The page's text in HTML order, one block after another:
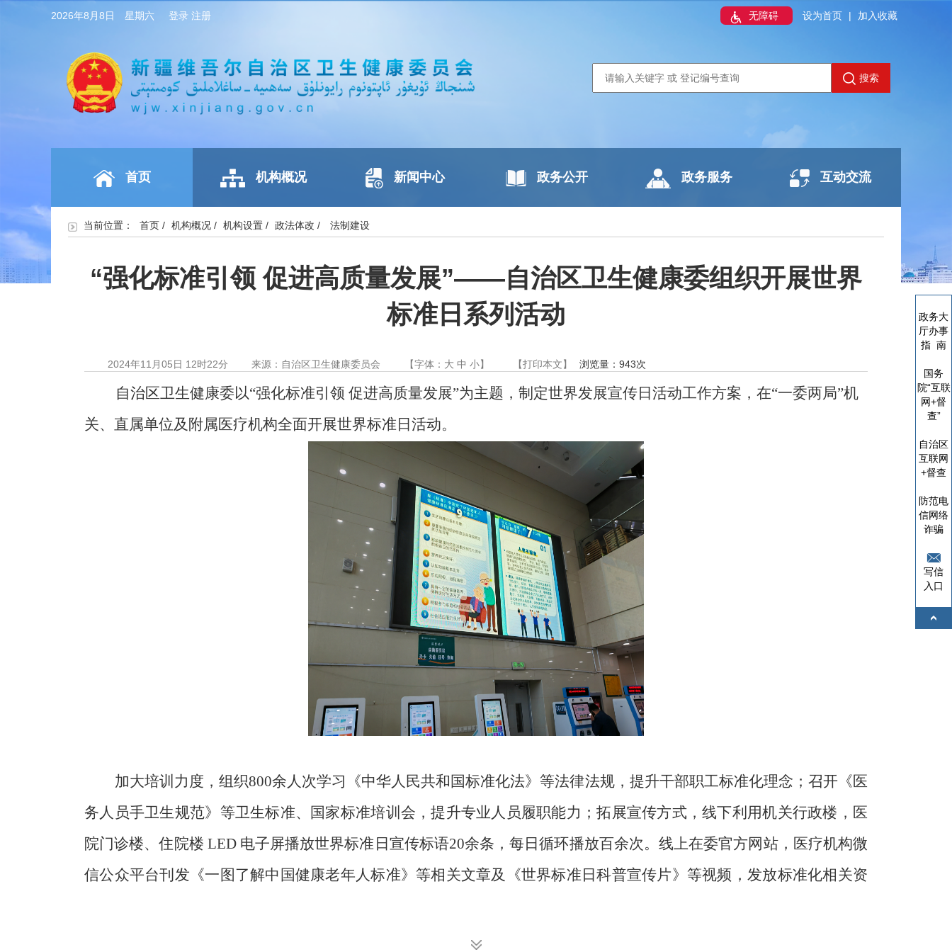
2026年8月8日 星期六 无障碍 设为首页 | 加入收藏
登录 注册
搜索
首页 机构概况 新闻中心 政务公开 政务服务 互动交流
当前位置： 首页 / 机构概况 / 机构设置 / 政法体改 / 法制建设
“强化标准引领 促进高质量发展”——自治区卫生健康委组织开展世界
标准日系列活动
2024年11月05日 12时22分 来源：自治区卫生健康委员会 【字体： 大 中 小】 【打印本文】 浏览量： 943次
自治区卫生健康委以“强化标准引领 促进高质量发展”为主题，制定世界发展宣传日活动工作方案，在“一委两局”机
关、直属单位及附属医疗机构全面开展世界标准日活动。
加大培训力度，组织800余人次学习 《中华人民共和国标准化法》等法律法规，提升干部职工标准化理念；召开《医
务人员手卫生规范》等卫生标准、国家标准培训会，提升专业人员履职能力；拓展宣传方式，线下利用机关行政楼，医
院门诊楼、住院楼 LED 电子屏播放世界标准日宣传标语20余条，每日循环播放百余次。线上在委官方网站，医疗机构微
信公众平台刊发《一图了解中国健康老年人标准》等相关文章及《世界标准日科普宣传片》等视频，发放标准化相关资
政务大
厅办事
指 南
国务
院“互联
网+督
查”
自治区
互联网
+督查
防范电
信网络
诈骗
写信
入口